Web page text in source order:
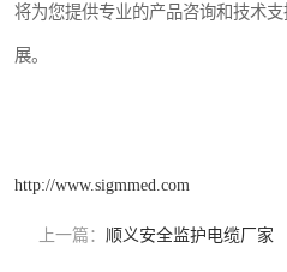
将为您提供专业的产品咨询和技术
展。
http://www.sigmmed.com
上一篇： 顺义安全监护电缆厂家